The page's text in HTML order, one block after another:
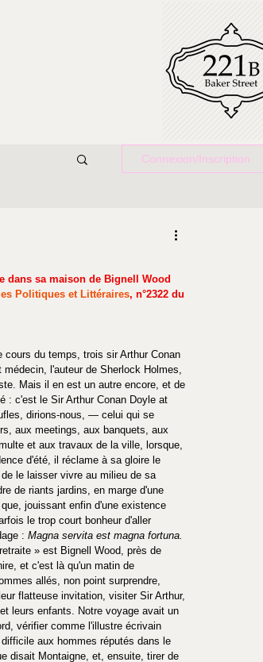
Connexion/Inscription
dans sa maison de Bignell Wood
Politiques et Littéraires, n°2322 du
cours du temps, trois sir Arthur Conan
médecin, l'auteur de Sherlock Holmes,
Mais il en est un autre encore, et de
: c'est le Sir Arthur Conan Doyle at
dirions-nous, — celui qui se
aux meetings, aux banquets, aux
et aux travaux de la ville, lorsque,
d'été, il réclame à sa gloire le
le laisser vivre au milieu de sa
de riants jardins, en marge d'une
jouissant enfin d'une existence
le trop court bonheur d'aller
: Magna servita est magna fortuna.
» est Bignell Wood, près de
et c'est là qu'un matin de
allés, non point surprendre,
flatteuse invitation, visiter Sir Arthur,
leurs enfants. Notre voyage avait un
vérifier comme l'illustre écrivain
aux hommes réputés dans le
disait Montaigne, et, ensuite, tirer de